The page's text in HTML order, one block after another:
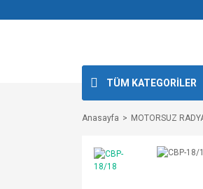
TÜM KATEGORİLER
Anasayfa MOTORSUZ